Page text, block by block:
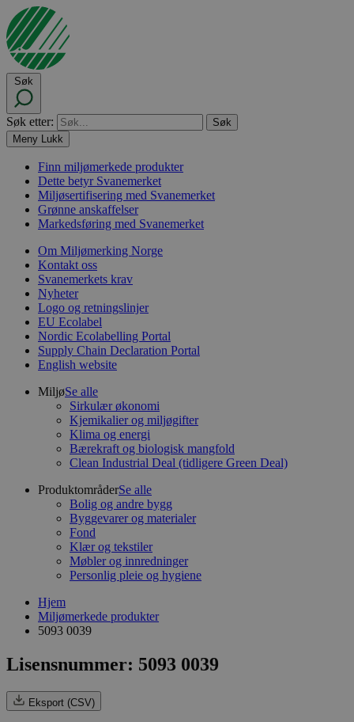
Søk
Søk etter:
Meny Lukk
Finn miljømerkede produkter
Dette betyr Svanemerket
Miljøsertifisering med Svanemerket
Grønne anskaffelser
Markedsføring med Svanemerket
Om Miljømerking Norge
Kontakt oss
Svanemerkets krav
Nyheter
Logo og retningslinjer
EU Ecolabel
Nordic Ecolabelling Portal
Supply Chain Declaration Portal
English website
MiljøSe alle
Sirkulær økonomi
Kjemikalier og miljøgifter
Klima og energi
Bærekraft og biologisk mangfold
Clean Industrial Deal (tidligere Green Deal)
ProduktområderSe alle
Bolig og andre bygg
Byggevarer og materialer
Fond
Klær og tekstiler
Møbler og innredninger
Personlig pleie og hygiene
Hjem
Miljømerkede produkter
5093 0039
Lisensnummer: 5093 0039
Eksport (CSV)